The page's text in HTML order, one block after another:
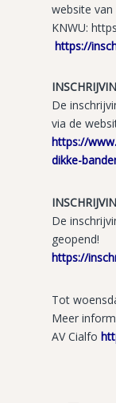
website van
KNWU:
https://
De
via de
https://
dikke-
De
geopend!
https://
Tot
Meer
AV Cialfo